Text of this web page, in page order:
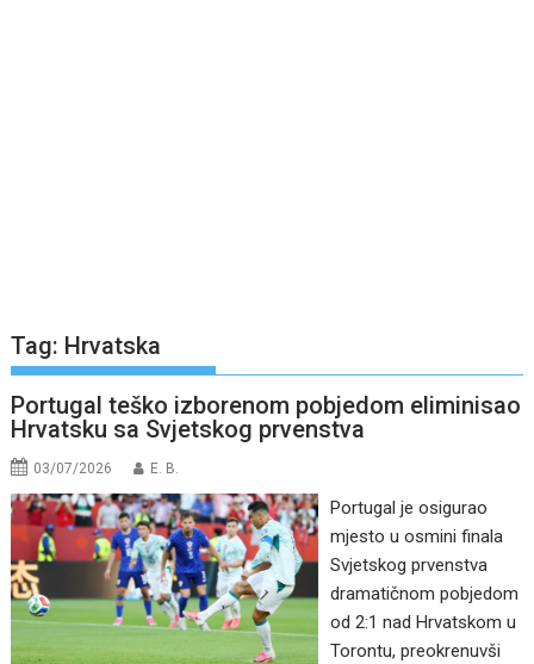
Tag: Hrvatska
Portugal teško izborenom pobjedom eliminisao
Hrvatsku sa Svjetskog prvenstva
03/07/2026 E. B.
Portugal je osigurao
mjesto u osmini finala
Svjetskog prvenstva
dramatičnom pobjedom
od 2:1 nad Hrvatskom u
Torontu, preokrenuvši